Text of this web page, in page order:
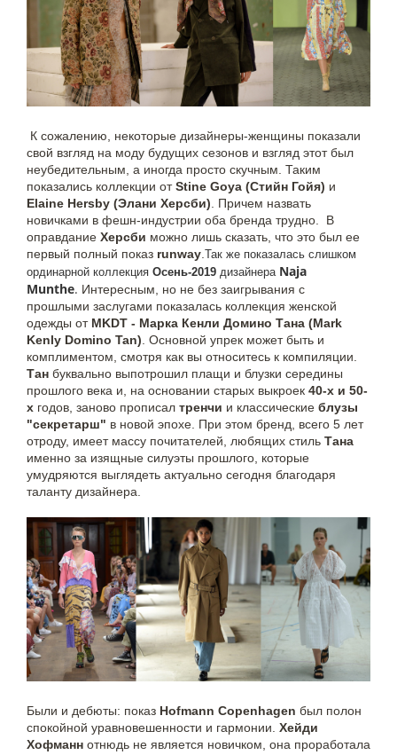
К сожалению, некоторые дизайнеры-женщины показали
свой взгляд на моду будущих сезонов и взгляд этот был
неубедительным, а иногда просто скучным. Таким
показались коллекции отStine Goya (Стийн Гойя) и
Elaine Hersby (Элани Херсби) . Причем назвать
новичками в фешн-индустрии оба бренда трудно. В
оправдание Херсби можно лишь сказать, что это был ее
первый полный показ runway Так же показалась слишком
ординарной коллекция Осень-2019 дизайнера Naja
Munthe. Интересным, но не без заигрывания с
прошлыми заслугами показалась коллекция женской
одежды от MKDT - Марка Кенли Домино Тана (Mark
Kenly Domino Tan) . Основной упрек может быть и
комплиментом, смотря как вы относитесь к компиляции.
Тан буквально выпотрошил плащи и блузки середины
прошлого века и, на основании старых выкроек 40-х и 50-
х годов, заново прописал тренчи и классические блузы
"секретарш" в новой эпохе. При этом бренд, всего 5 лет
отроду, имеет массу почитателей, любящих стиль Тана
именно за изящные силуэты прошлого, которые
умудряются выглядеть актуально сегодня благодаря
таланту дизайнера.
Были и дебюты: показ Hofmann Copenhagen был полон
спокойной уравновешенности и гармонии. Хейди
Хофманн отнюдь не является новичком, она проработала